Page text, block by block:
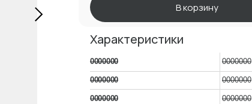
0000000
0000000
0000000
0000000
0000000
0000000
Характеристики
В корзину